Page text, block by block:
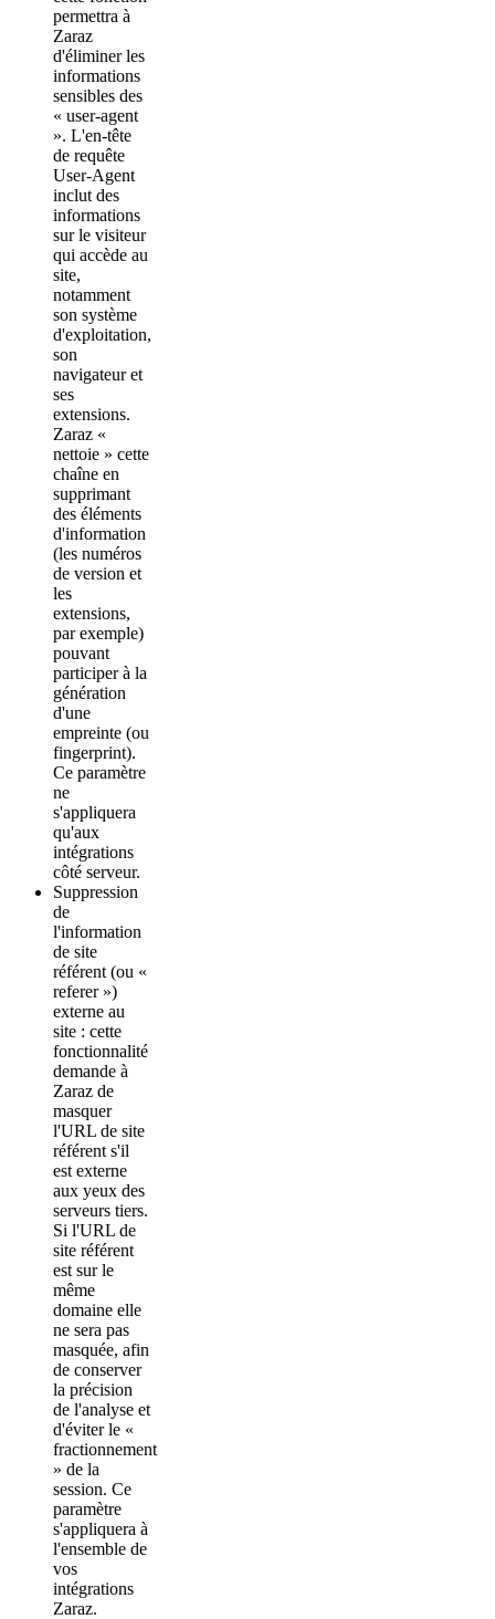
permettra à
Zaraz
d'éliminer les
informations
sensibles des
« user-agent
». L'en-tête
de requête
User-Agent
inclut des
informations
sur le visiteur
qui accède au
site,
notamment
son système
d'exploitation,
son
navigateur et
ses
extensions.
Zaraz «
nettoie » cette
chaîne en
supprimant
des éléments
d'information
(les numéros
de version et
les
extensions,
par exemple)
pouvant
participer à la
génération
d'une
empreinte (ou
fingerprint).
Ce paramètre
ne
s'appliquera
qu'aux
intégrations
côté serveur.
Suppression
de
l'information
de site
référent (ou «
referer »)
externe au
site : cette
fonctionnalité
demande à
Zaraz de
masquer
l'URL de site
référent s'il
est externe
aux yeux des
serveurs tiers.
Si l'URL de
site référent
est sur le
même
domaine elle
ne sera pas
masquée, afin
de conserver
la précision
de l'analyse et
d'éviter le «
fractionnement
» de la
session. Ce
paramètre
s'appliquera à
l'ensemble de
vos
intégrations
Zaraz.